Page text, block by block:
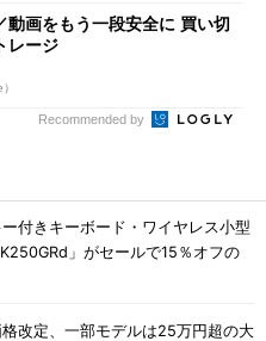
動画をもう一段安全に 買い切
レージ
Recommended by
付きキーボード・ワイヤレス小型
」がセールで15％オフの
改定、一部モデルは25万円超の大